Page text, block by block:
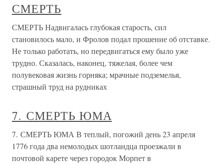
СМЕРТЬ
СМЕРТЬ Надвигалась глубокая старость, сил
становилось мало, и Фролов подал прошение об отставке.
Не только работать, но передвигаться ему было уже
трудно. Сказалась, наконец, тяжелая, более чем
полувековая жизнь горняка; мрачные подземелья,
страшный труд на рудниках
7. СМЕРТЬ ЮМА
7. СМЕРТЬ ЮМА В теплый, погожий день 23 апреля
1776 года два немолодых шотландца проезжали в
почтовой карете через городок Морпет в